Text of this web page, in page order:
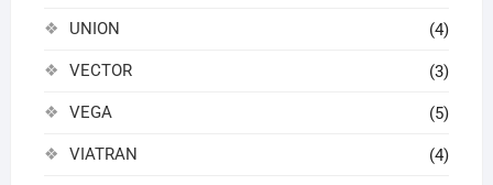
UNION (4)
VECTOR (3)
VEGA (5)
VIATRAN (4)